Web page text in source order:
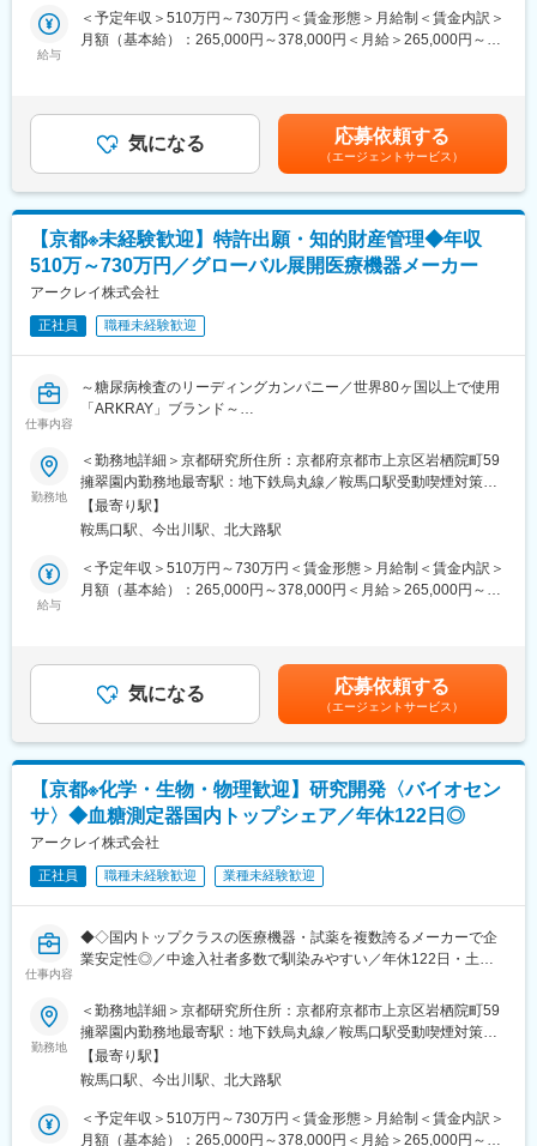
成の仕組みづくりそのものをリードできる点が大きな特長です。
いう点ではまだ発展途上の段階にあります。
そのため本ポジションには、研修領域の「責任者」としてチーム
をリードすることも重要なミッションとなります。
■部門について：
当社研究開発部門には、機械設計、電気回路設計、組み込みのエ
ンジニアの他に化学、物理学、生化学、分子生物学、免疫化学
等、様々な専門性を持った社員が在籍しています。
・遺伝子検査システムの開発業務
└ 仕様書などの各種ドキュメント作成
└ 製造販売承認申請書の作成
└ 当局審査への対応
研究開発だけでなく、製品化・上市に不可欠な薬事プロセスまで
関与できるポジションです。
■キャリアパス：
スペシャリストとして専門性を高める道、またはマネジメントと
してチームを牽引する道など、複数のキャリアパスを用意してい
ます。
ご本人の希望や適性を尊重しながら、柔軟にキャリアステップを
描ける環境が整っており、長期的な視点で成長・活躍していただ
くことが可能です。
■組織について
チームは19名体制で構成されています。
組織風土はオープンでフラット。役職名を使わず、役員や責任者
も含めて互いを「〇〇さん」と呼び合う文化が根付いており、年
社内にはカフェスペースがあり、淹れたてのコーヒーを楽しみな
がら仕事ができる環境です。
■アークレイGについて：
アークレイは、医療現場に新たな診断技術、検査を提供すること
で、ミッションである「新しい科学技術への挑戦を通じて、世界
中の人びとの健康な生活に貢献する」を実現すべく日々活動して
います。糖尿病検査装置の分野で国内トップクラスの地位を築い
ている当社ですが、一方で海外に向けても精力的に医療機器の販
売を続けてまいりました。グローバルの拠点数も18か国46拠点と
なり、世界120か国以上でアークレイの製品が活躍し、売上高の
変更の範囲：会社の定める業務
給与
＜予定年収＞510万円～730万円＜賃金形態＞月給制＜賃金内訳＞
月額（基本給）：265,000円～378,000円＜月給＞265,000円～
の負担は御座います。実費負担となります。礼金が15万（単
身）、25万（家族帯同）、仲介手数料家賃1ヶ月分も会社負担と
なります。賃金はあくまでも目安の金額であり、選考を通じて上
下する可能性があります。月給(月額)は固定手当を含めた表記で
す。
気になる 応募依頼する
（エージェントサービス）
【京都※未経験歓迎】特許出願・知的財産管理◆年収
510万～730万円／グローバル展開医療機器メーカー
アークレイ株式会社
正社員 職種未経験歓迎
仕事内容
～糖尿病検査のリーディングカンパニー／世界80ヶ国以上で使用
「ARKRAY」ブランド～
■業務内容：
アークレイ株式会社の研究開発本部に所属する知的財産部門にお
いて、研究開発過程で生まれた発明の出願権利化業務、知財ＰＦ
マネジメント業務、契約渉外業務および知財関連の企画・管理業
務を担っていただきます。
（1）発明の発掘と評価
・研究開発過程で生まれた発明の発掘
・特許事務所と連携して、出願明細書を作成
（3）出願後の権利化業務と知財ＰＦマネジメント
など）
（4）契約渉外業務
・ライセンス契約業務（特許権実施許諾契約など）
・研究開発契約業務（共同研究契約、共同出願契約など）
■本ポジションの魅力：
当社の知的財産部門は研究開発本部に所属しており、発明者と同
じフロア・同じ空間で日々業務を行っています。
この距離の近さを活かし、知財担当者は開発の初期段階から、発
明の発掘や知財戦略の立案といった重要なフェーズに関わること
「研究開発の現場に近い場所で、知財業務を行いたい」
「知財業務を通じて、開発成果の事業化に貢献したい」
そんな想いをお持ちの方からのご応募をお待ちしております。
最先端の医療機器及び診断薬の研究開発番場に密着した知財実務
で、企業知財担当者としてのキャリアを磨くことができます！
勤務地
＜勤務地詳細＞京都研究所住所：京都府京都市上京区岩栖院町59
擁翠園内勤務地最寄駅：地下鉄烏丸線／鞍馬口駅受動喫煙対策：
屋内全面禁煙変更の範囲：会社の定める事業所
【最寄り駅】
鞍馬口駅、今出川駅、北大路駅
給与
＜予定年収＞510万円～730万円＜賃金形態＞月給制＜賃金内訳＞
月額（基本給）：265,000円～378,000円＜月給＞265,000円～
の負担は御座います。実費負担となります。礼金が15万（単
身）、25万（家族帯同）、仲介手数料家賃1ヶ月分も会社負担と
なります。賃金はあくまでも目安の金額であり、選考を通じて上
下する可能性があります。月給(月額)は固定手当を含めた表記で
す。
気になる 応募依頼する
（エージェントサービス）
【京都※化学・生物・物理歓迎】研究開発〈バイオセン
サ〉◆血糖測定器国内トップシェア／年休122日◎
アークレイ株式会社
正社員 職種未経験歓迎 業種未経験歓迎
仕事内容
◆◇国内トップクラスの医療機器・試薬を複数誇るメーカーで企
業安定性◎／中途入社者多数で馴染みやすい／年休122日・土日
ローバルに活躍中◆◇
■業務内容
従来型の血糖センサや体内留置型センサなど、バイオセンサの開
発業務を担当していただきます。
酵素反応を用いた試薬設計や分散技術、電極作製など、化学・生
物・物理の知識を融合しながら、センサ性能の向上に取り組むポ
勤務地
＜勤務地詳細＞京都研究所住所：京都府京都市上京区岩栖院町59
擁翠園内勤務地最寄駅：地下鉄烏丸線／鞍馬口駅受動喫煙対策：
屋内全面禁煙変更の範囲：会社の定める事業所
【最寄り駅】
鞍馬口駅、今出川駅、北大路駅
＜予定年収＞510万円～730万円＜賃金形態＞月給制＜賃金内訳＞
月額（基本給）：265,000円～378,000円＜月給＞265,000円～